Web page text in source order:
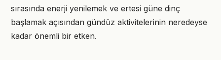
sırasında enerji yenilemek ve ertesi güne dinç
başlamak açısından gündüz aktivitelerinin neredeyse
kadar önemli bir etken.